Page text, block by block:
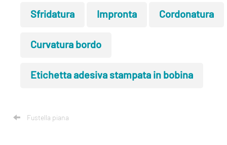
Sfridatura Impronta Cordonatura
Curvatura bordo
Etichetta adesiva stampata in bobina
Fustella piana